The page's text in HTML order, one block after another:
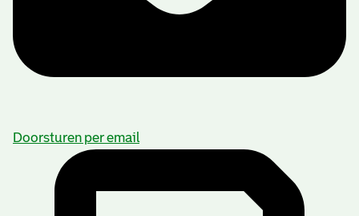
Doorsturen per email